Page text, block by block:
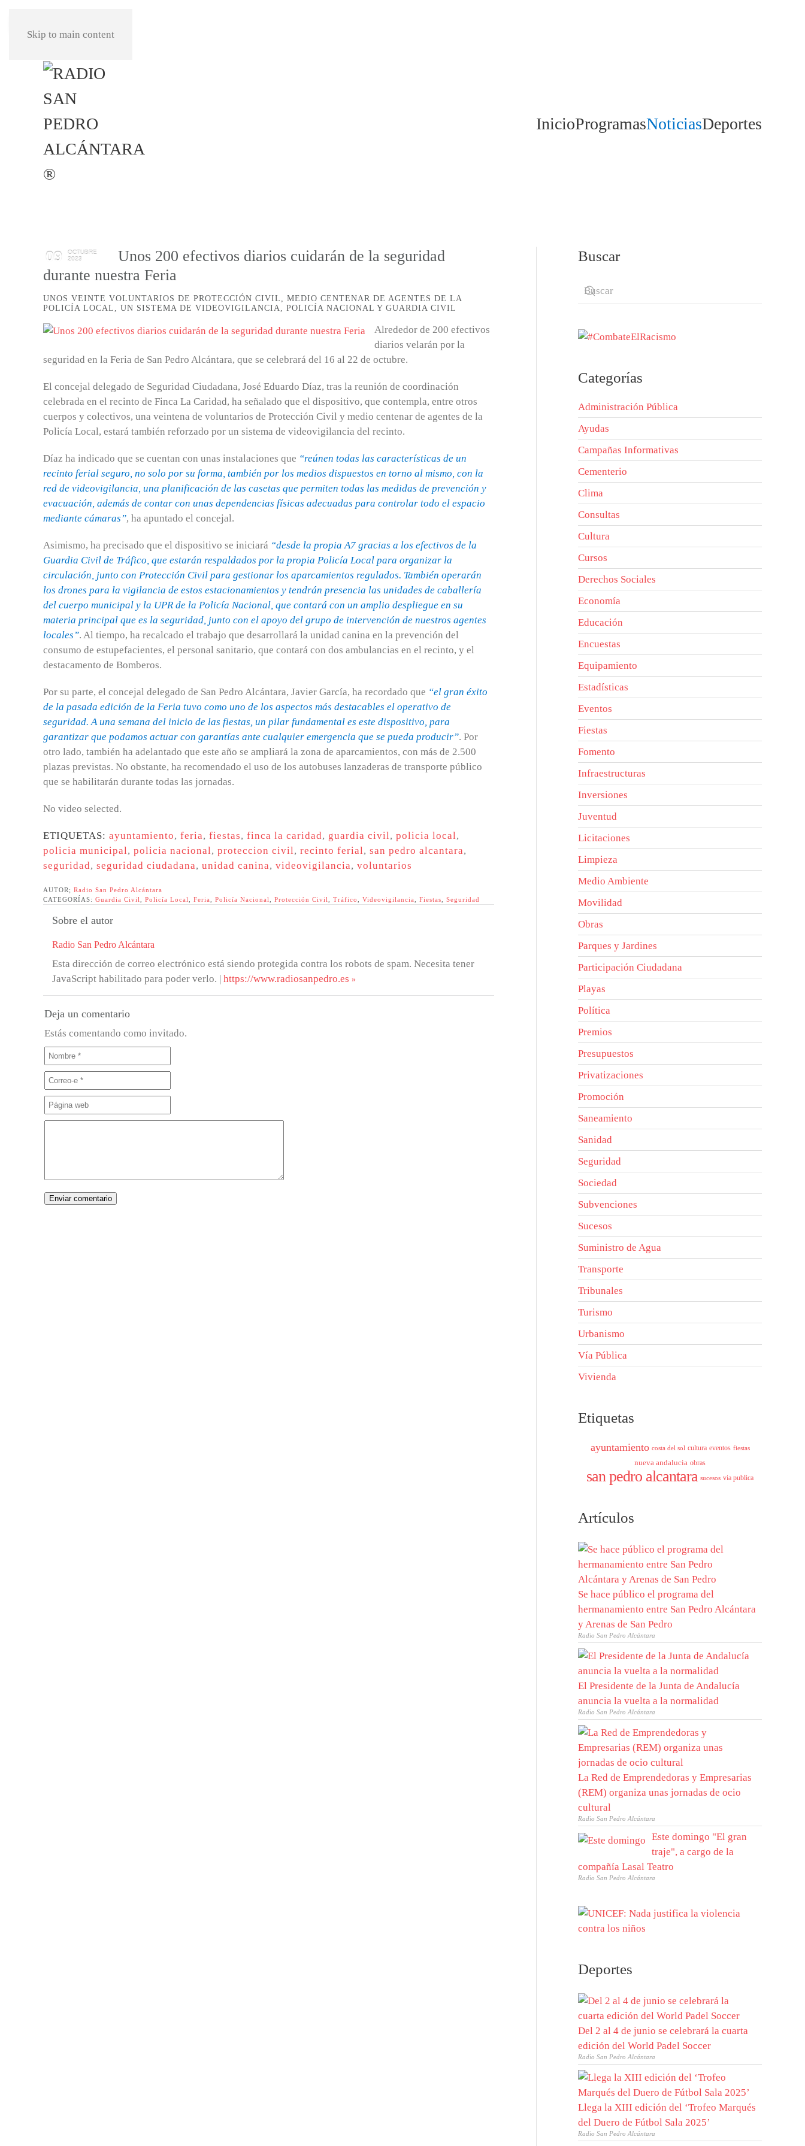
Skip to main content
InicioProgramasNoticiasDeportes
09
OCTUBRE
2023
Unos 200 efectivos diarios cuidarán de la seguridad
durante nuestra Feria
UNOS VEINTE VOLUNTARIOS DE PROTECCIÓN CIVIL, MEDIO CENTENAR DE AGENTES DE LA
POLICÍA LOCAL, UN SISTEMA DE VIDEOVIGILANCIA, POLICÍA NACIONAL Y GUARDIA CIVIL
Alrededor de 200 efectivos
diarios velarán por la
seguridad en la Feria de San Pedro Alcántara, que se celebrará del 16 al 22 de octubre.
El concejal delegado de Seguridad Ciudadana, José Eduardo Díaz, tras la reunión de coordinación
celebrada en el recinto de Finca La Caridad, ha señalado que el dispositivo, que contempla, entre otros
cuerpos y colectivos, una veintena de voluntarios de Protección Civil y medio centenar de agentes de la
Policía Local, estará también reforzado por un sistema de videovigilancia del recinto.
Díaz ha indicado que se cuentan con unas instalaciones que “reúnen todas las características de un
recinto ferial seguro, no solo por su forma, también por los medios dispuestos en torno al mismo, con la
red de videovigilancia, una planificación de las casetas que permiten todas las medidas de prevención y
evacuación, además de contar con unas dependencias físicas adecuadas para controlar todo el espacio
mediante cámaras”, ha apuntado el concejal.
Asimismo, ha precisado que el dispositivo se iniciará “desde la propia A7 gracias a los efectivos de la
Guardia Civil de Tráfico, que estarán respaldados por la propia Policía Local para organizar la
circulación, junto con Protección Civil para gestionar los aparcamientos regulados. También operarán
los drones para la vigilancia de estos estacionamientos y tendrán presencia las unidades de caballería
del cuerpo municipal y la UPR de la Policía Nacional, que contará con un amplio despliegue en su
materia principal que es la seguridad, junto con el apoyo del grupo de intervención de nuestros agentes
locales”. Al tiempo, ha recalcado el trabajo que desarrollará la unidad canina en la prevención del
consumo de estupefacientes, el personal sanitario, que contará con dos ambulancias en el recinto, y el
destacamento de Bomberos.
Por su parte, el concejal delegado de San Pedro Alcántara, Javier García, ha recordado que “el gran éxito
de la pasada edición de la Feria tuvo como uno de los aspectos más destacables el operativo de
seguridad. A una semana del inicio de las fiestas, un pilar fundamental es este dispositivo, para
garantizar que podamos actuar con garantías ante cualquier emergencia que se pueda producir”. Por
otro lado, también ha adelantado que este año se ampliará la zona de aparcamientos, con más de 2.500
plazas previstas. No obstante, ha recomendado el uso de los autobuses lanzaderas de transporte público
que se habilitarán durante todas las jornadas.
No video selected.
ETIQUETAS: ayuntamiento, feria, fiestas, finca la caridad, guardia civil, policia local,
policia municipal, policia nacional, proteccion civil, recinto ferial, san pedro alcantara,
seguridad, seguridad ciudadana, unidad canina, videovigilancia, voluntarios
AUTOR; Radio San Pedro Alcántara
CATEGORÍAS: Guardia Civil Policía Local Feria Policía Nacional Protección Civil Tráfico Videovigilancia Fiestas Seguridad
Sobre el autor
Radio San Pedro Alcántara
Esta dirección de correo electrónico está siendo protegida contra los robots de spam. Necesita tener
JavaScript habilitado para poder verlo. | https://www.radiosanpedro.es
Deja un comentario
Estás comentando como invitado.
Buscar
Categorías
Administración Pública
Ayudas
Campañas Informativas
Cementerio
Clima
Consultas
Cultura
Cursos
Derechos Sociales
Economía
Educación
Encuestas
Equipamiento
Estadísticas
Eventos
Fiestas
Fomento
Infraestructuras
Inversiones
Juventud
Licitaciones
Limpieza
Medio Ambiente
Movilidad
Obras
Parques y Jardines
Participación Ciudadana
Playas
Política
Premios
Presupuestos
Privatizaciones
Promoción
Saneamiento
Sanidad
Seguridad
Sociedad
Subvenciones
Sucesos
Suministro de Agua
Transporte
Tribunales
Turismo
Urbanismo
Vía Pública
Vivienda
Etiquetas
ayuntamiento costa del sol cultura eventos fiestas
nueva andalucia obras
san pedro alcantara sucesos via publica
Artículos
Se hace público el programa del
hermanamiento entre San Pedro Alcántara
y Arenas de San Pedro
Radio San Pedro Alcántara
El Presidente de la Junta de Andalucía
anuncia la vuelta a la normalidad
Radio San Pedro Alcántara
La Red de Emprendedoras y Empresarias
(REM) organiza unas jornadas de ocio
cultural
Radio San Pedro Alcántara
Este domingo "El gran
traje", a cargo de la
compañía Lasal Teatro
Radio San Pedro Alcántara
Deportes
Del 2 al 4 de junio se celebrará la cuarta
edición del World Padel Soccer
Radio San Pedro Alcántara
Llega la XIII edición del ‘Trofeo Marqués
del Duero de Fútbol Sala 2025’
Radio San Pedro Alcántara